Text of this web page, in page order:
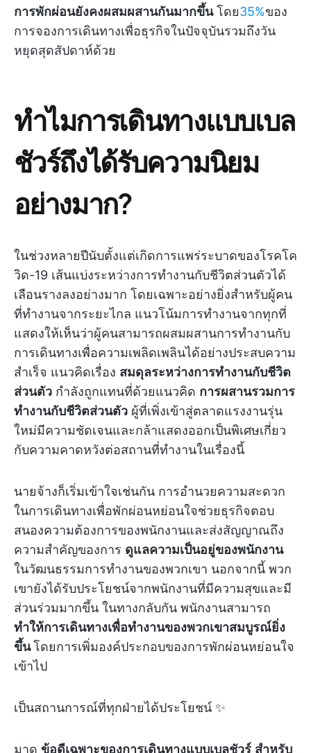
การพักผ่อนยังคงผสมผสานกันมากขึ้นโดย35%ของ
การจองการเดินทางเพื่อธุรกิจในปัจจุบันรวมถึงวัน
หยุดสุดสัปดาห์ด้วย
ทำไมการเดินทางแบบเบล
ชัวร์ถึงได้รับความนิยม
อย่างมาก?
ในช่วงหลายปีนับตั้งแต่เกิดการแพร่ระบาดของโรคโค
วิด-19 เส้นแบ่งระหว่างการทำงานกับชีวิตส่วนตัวได้
เลือนรางลงอย่างมาก โดยเฉพาะอย่างยิ่งสำหรับผู้คน
ที่ทำงานจากระยะไกล แนวโน้มการทำงานจากทุกที่
แสดงให้เห็นว่าผู้คนสามารถผสมผสานการทำงานกับ
การเดินทางเพื่อความเพลิดเพลินได้อย่างประสบความ
สำเร็จ แนวคิดเรื่อง สมดุลระหว่างการทำงานกับชีวิต
ส่วนตัว กำลังถูกแทนที่ด้วยแนวคิด การผสานรวมการ
ทำงานกับชีวิตส่วนตัว ผู้ที่เพิ่งเข้าสู่ตลาดแรงงานรุ่น
ใหม่มีความชัดเจนและกล้าแสดงออกเป็นพิเศษเกี่ยว
กับความคาดหวังต่อสถานที่ทำงานในเรื่องนี้
นายจ้างก็เริ่มเข้าใจเช่นกัน การอำนวยความสะดวก
ในการเดินทางเพื่อพักผ่อนหย่อนใจช่วยธุรกิจตอบ
สนองความต้องการของพนักงานและส่งสัญญาณถึง
ความสำคัญของการ ดูแลความเป็นอยู่ของพนักงาน
ในวัฒนธรรมการทำงานของพวกเขา นอกจากนี้ พวก
เขายังได้รับประโยชน์จากพนักงานที่มีความสุขและมี
ส่วนร่วมมากขึ้น ในทางกลับกัน พนักงานสามารถ
ทำให้การเดินทางเพื่อทำงานของพวกเขาสมบูรณ์ยิ่ง
ขึ้นโดยการเพิ่มองค์ประกอบของการพักผ่อนหย่อนใจ
เข้าไป
เป็นสถานการณ์ที่ทุกฝ่ายได้ประโยชน์ ✨
มาดู ข้อดีเฉพาะของการเดินทางแบบเบลชัวร์ สำหรับ